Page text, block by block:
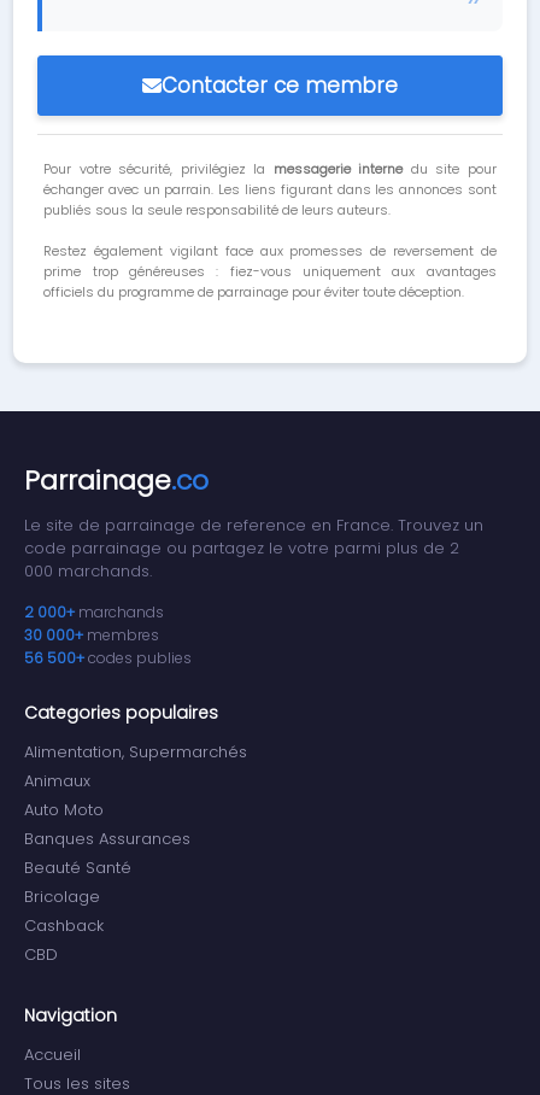
Contacter ce membre
Pour votre sécurité, privilégiez la messagerie internedu site pour
échanger avec un parrain. Les liens figurant dans les annonces sont
publiés sous la seule responsabilité de leurs auteurs.
Restez également vigilant face aux promesses de reversement de
prime trop généreuses : fiez-vous uniquement aux avantages
officiels du programme de parrainage pour éviter toute déception.
Parrainage.co
Le site de parrainage de reference en France. Trouvez un
code parrainage ou partagez le votre parmi plus de 2
000 marchands.
2 000+ marchands
30 000+ membres
56 500+codes publies
Categories populaires
Alimentation, Supermarchés
Animaux
Auto Moto
Banques Assurances
Beauté Santé
Bricolage
Cashback
CBD
Navigation
Accueil
Tous les sites